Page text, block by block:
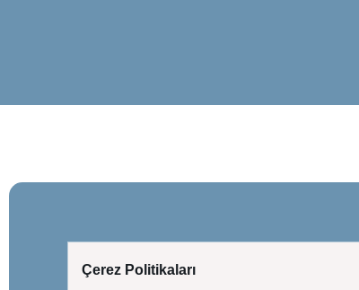
Çerez Politikaları